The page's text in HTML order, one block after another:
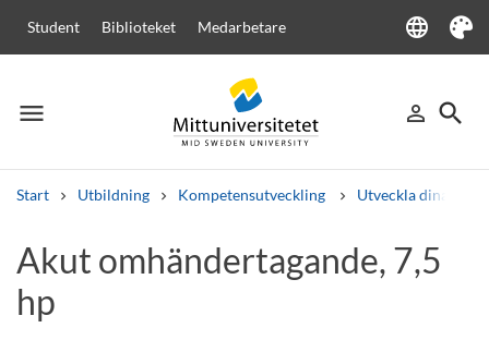
Student Biblioteket Medarbetare language
Language
Tema
menu
Meny person_outline
Logga in
search
Sök
Start Utbildning Kompetensutveckling Utveckla dina
Andra söktjänster
Kurser och program
Lediga jobb
Akut omhändertagande, 7,5
hp